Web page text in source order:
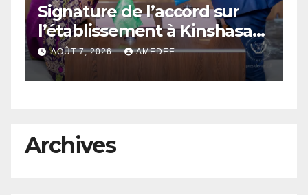
de l’accord sur
à Kinshasa
bureau-pays de l’Agence
développement de
NEPAD)
AOÛT 7, 2026 AMEDEE
RDC :
au
AOÛT 6,
Archives